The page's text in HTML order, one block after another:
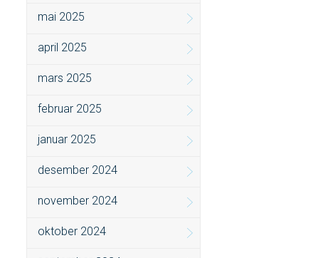
mai 2025
april 2025
mars 2025
februar 2025
januar 2025
desember 2024
november 2024
oktober 2024